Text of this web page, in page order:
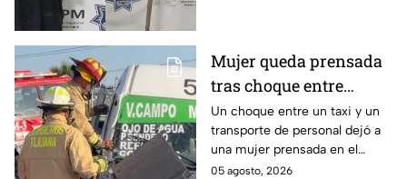
Mujer queda prensada
tras choque entre
transporte público y de
personal en Tijuana
Un choque entre un taxi y un
transporte de personal dejó a
una mujer prensada en el
bulevar Insurgentes, a la altura
05 agosto, 2026